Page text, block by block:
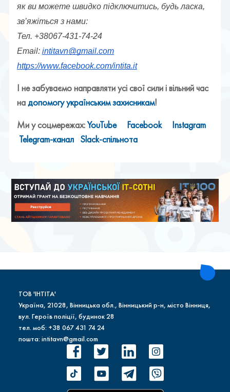
як ви можете швидко підключитись, будь ласка,
зв’яжіться з нами:
Тел. +38067-431-74-24
Email: intitavn@gmail.com
https://www.facebook.com/intita.it
І не забуваємо направляти усі свої сили і вільний час
надопомогу українським захисникам!
Ми у соцмережах:YouTube Facebook
Instagram
Telegram-канал Slack-спільнота
ТОВ 'ІНТІТА'
Україна, 21028, Вінницька обл., Вінницький р-н, місто Вінниця,
вул. Героїв поліції, будинок 28
тел. моб: +38 067 431 74 24
пошта: intitavn@gmail.com